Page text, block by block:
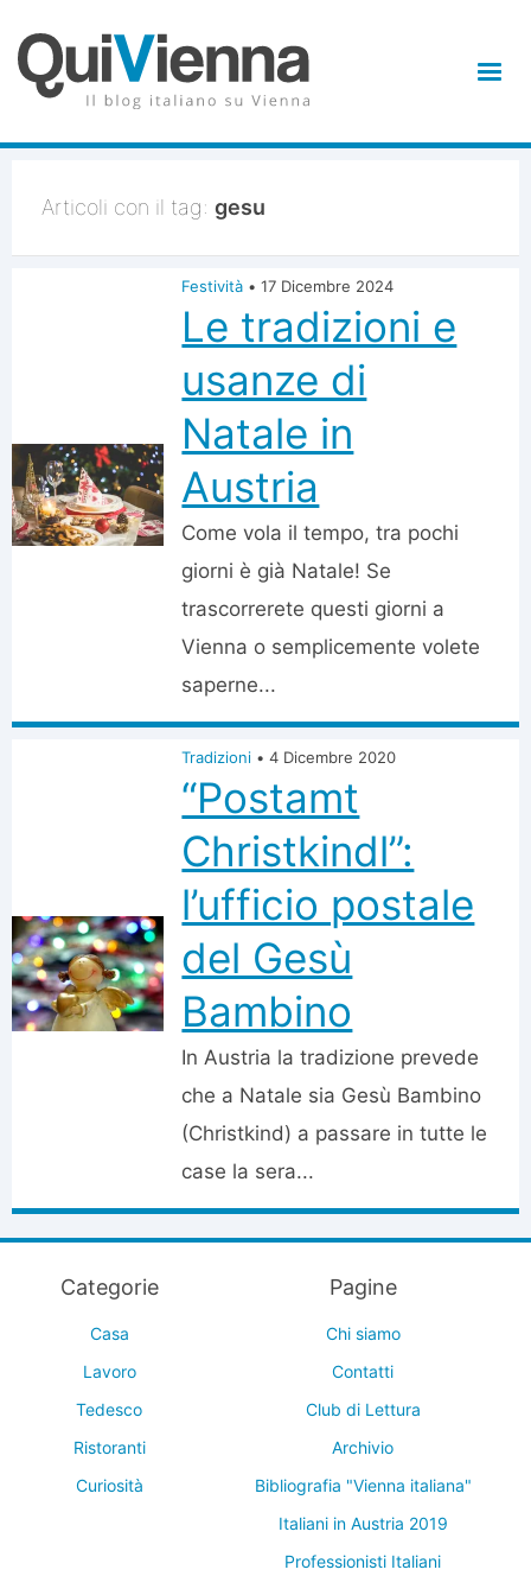
Articoli con il tag: gesu
Festività • 17 Dicembre 2024
Le tradizioni e
usanze di
Natale in
Austria
Come vola il tempo, tra pochi
giorni è già Natale! Se
trascorrerete questi giorni a
Vienna o semplicemente volete
saperne...
Tradizioni • 4 Dicembre 2020
“Postamt
Christkindl”:
l’ufficio postale
del Gesù
Bambino
In Austria la tradizione prevede
che a Natale sia Gesù Bambino
(Christkind) a passare in tutte le
case la sera...
Categorie
Casa
Lavoro
Tedesco
Ristoranti
Curiosità
Pagine
Chi siamo
Contatti
Club di Lettura
Archivio
Bibliografia "Vienna italiana"
Italiani in Austria 2019
Professionisti Italiani